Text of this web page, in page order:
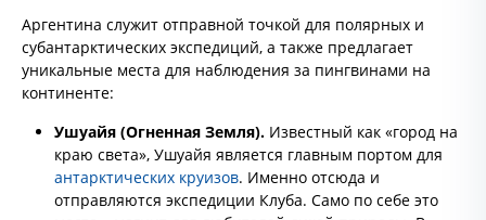
Аргентина служит отправной точкой для полярных и
субантарктических экспедиций, а также предлагает
уникальные места для наблюдения за пингвинами на
континенте:
Ушуайя (Огненная Земля). Известный как «город на
краю света», Ушуайя является главным портом для
антарктических круизов. Именно отсюда и
отправляются экспедиции Клуба. Само по себе это